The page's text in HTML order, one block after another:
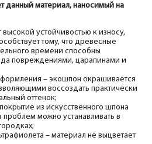
данный материал, наносимый на
устойчивостью к износу,
тому, что древесные
времени способны
повреждениями, царапинами и
– экошпон окрашивается
воссоздать практически
оттенок;
из искусственного шпона
проблем можно устанавливать в
– материал не выцветает